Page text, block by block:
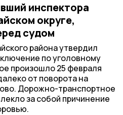
инспектора
округе,
судом
района утвердил
по уголовному
произошло 25 февраля
от поворота на
Дорожно-транспортное
за собой причинение